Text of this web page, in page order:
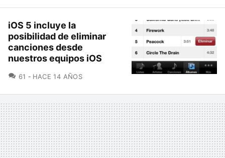
iOS 5 incluye la
posibilidad de eliminar
canciones desde
nuestros equipos iOS
61 COMENTARIOS
HACE 14 AÑOS